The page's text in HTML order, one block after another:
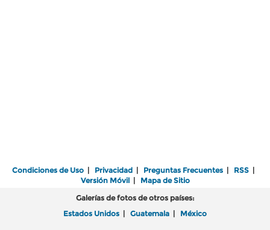
Condiciones de Uso | Privacidad | Preguntas Frecuentes | RSS |
Versión Móvil| Mapa de Sitio
Galerías de fotos de otros países:
Estados Unidos | Guatemala | México